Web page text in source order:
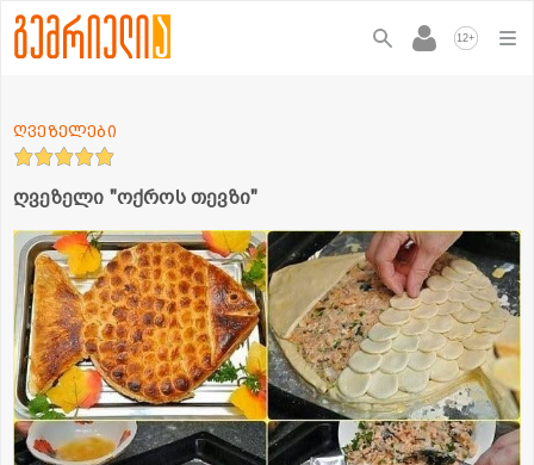
12+
ღვეზელი "ოქროს თევზი"
ღვეზელები